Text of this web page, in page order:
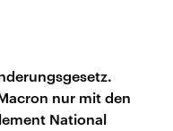
nur mit den
National